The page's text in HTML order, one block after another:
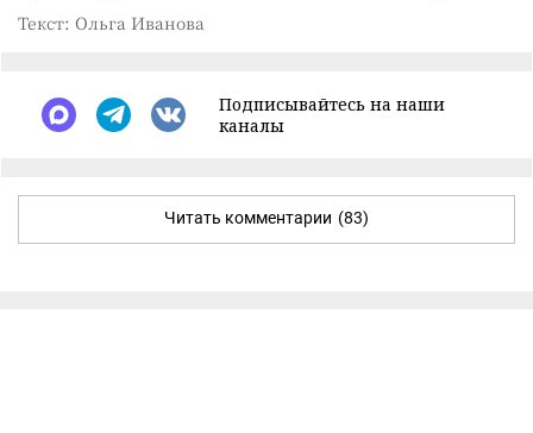
Текст: Ольга Иванова
Подписывайтесь на наши
каналы
Читать комментарии (83)